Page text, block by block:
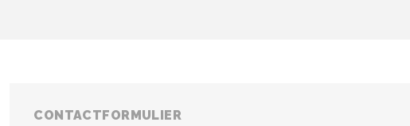
CONTACTFORMULIER